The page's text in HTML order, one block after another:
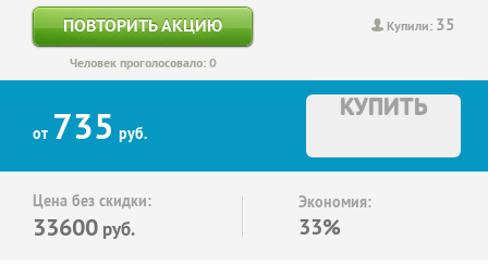
Купили: 35
ПОВТОРИТЬ АКЦИЮ
Человек проголосовало: 0
от 735 руб.
КУПИТЬ
Цена без скидки:
33600 руб.
Экономия:
33%